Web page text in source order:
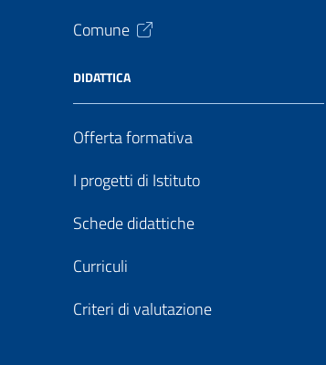
Comune
DIDATTICA
Offerta formativa
I progetti di Istituto
Schede didattiche
Curriculi
Criteri di valutazione